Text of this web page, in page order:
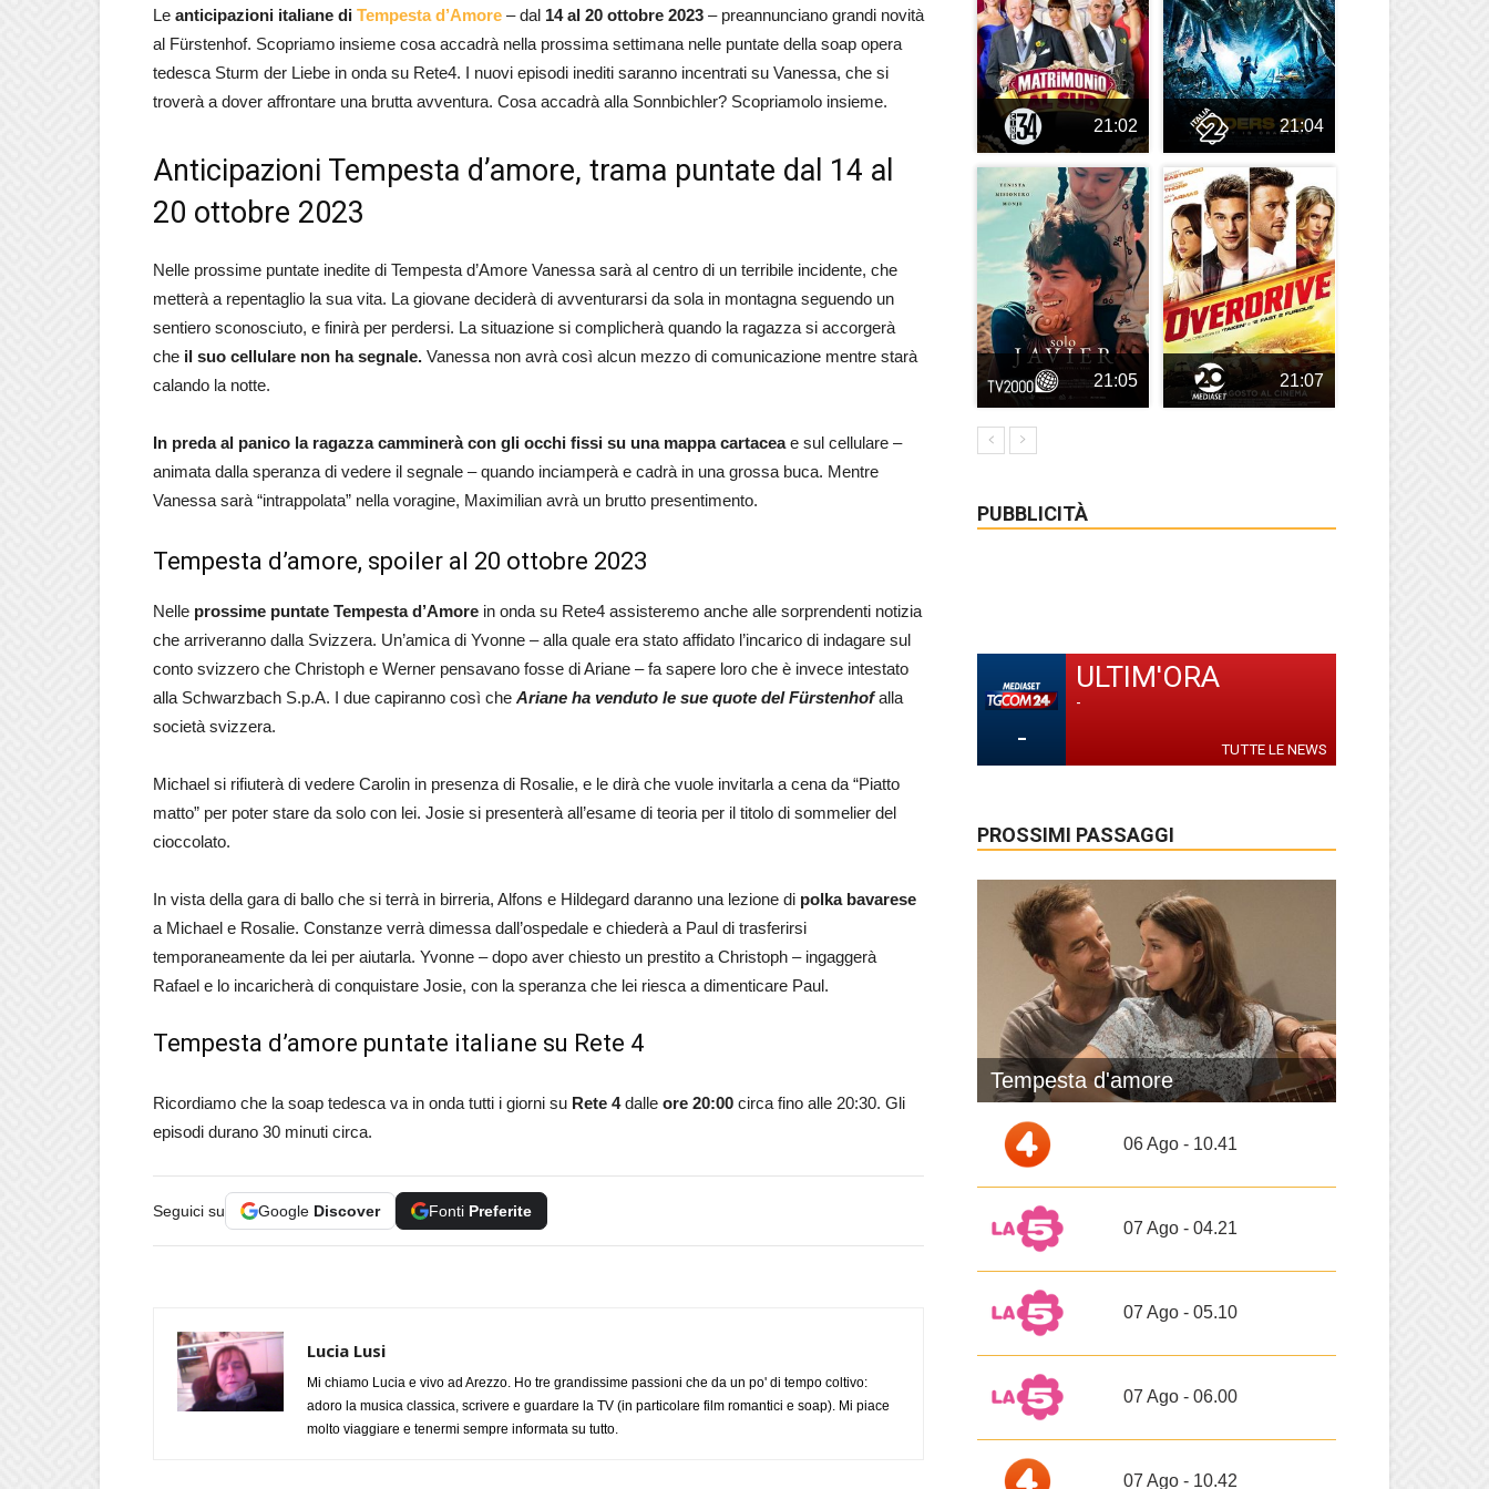
Le anticipazioni italiane di Tempesta d’Amore – dal 14 al 20 ottobre 2023 – preannunciano grandi novità
al Fürstenhof. Scopriamo insieme cosa accadrà nella prossima settimana nelle puntate della soap opera
tedesca Sturm der Liebe in onda su Rete4. I nuovi episodi inediti saranno incentrati su Vanessa, che si
troverà a dover affrontare una brutta avventura. Cosa accadrà alla Sonnbichler? Scopriamolo insieme.
Anticipazioni Tempesta d’amore, trama puntate dal 14 al
20 ottobre 2023
Nelle prossime puntate inedite di Tempesta d’Amore Vanessa sarà al centro di un terribile incidente, che
metterà a repentaglio la sua vita. La giovane deciderà di avventurarsi da sola in montagna seguendo un
sentiero sconosciuto, e finirà per perdersi. La situazione si complicherà quando la ragazza si accorgerà
che il suo cellulare non ha segnale. Vanessa non avrà così alcun mezzo di comunicazione mentre starà
calando la notte.
In preda al panico la ragazza camminerà con gli occhi fissi su una mappa cartaceae sul cellulare –
animata dalla speranza di vedere il segnale – quando inciamperà e cadrà in una grossa buca. Mentre
Vanessa sarà “intrappolata” nella voragine, Maximilian avrà un brutto presentimento.
Tempesta d’amore, spoiler al 20 ottobre 2023
Nelle prossime puntate Tempesta d’Amore in onda su Rete4 assisteremo anche alle sorprendenti notizia
che arriveranno dalla Svizzera. Un’amica di Yvonne – alla quale era stato affidato l’incarico di indagare sul
conto svizzero che Christoph e Werner pensavano fosse di Ariane – fa sapere loro che è invece intestato
alla Schwarzbach S.p.A. I due capiranno così che Ariane ha venduto le sue quote del Fürstenhofalla
società svizzera.
Michael si rifiuterà di vedere Carolin in presenza di Rosalie, e le dirà che vuole invitarla a cena da “Piatto
matto” per poter stare da solo con lei. Josie si presenterà all’esame di teoria per il titolo di sommelier del
cioccolato.
In vista della gara di ballo che si terrà in birreria, Alfons e Hildegard daranno una lezione di polka bavarese
a Michael e Rosalie. Constanze verrà dimessa dall’ospedale e chiederà a Paul di trasferirsi
temporaneamente da lei per aiutarla. Yvonne – dopo aver chiesto un prestito a Christoph – ingaggerà
Rafael e lo incaricherà di conquistare Josie, con la speranza che lei riesca a dimenticare Paul.
Tempesta d’amore puntate italiane su Rete 4
Ricordiamo che la soap tedesca va in onda tutti i giorni su Rete 4dalle ore 20:00 circa fino alle 20:30. Gli
episodi durano 30 minuti circa.
Seguici su Google Discover Fonti Preferite
Lucia Lusi
Mi chiamo Lucia e vivo ad Arezzo. Ho tre grandissime passioni che da un po' di tempo coltivo:
adoro la musica classica, scrivere e guardare la TV (in particolare film romantici e soap). Mi piace
molto viaggiare e tenermi sempre informata su tutto.
21:02 21:04
21:05 21:07
PUBBLICITÀ
-
ULTIM'ORA
-
TUTTE LE NEWS
PROSSIMI PASSAGGI
Tempesta d'amore
06 Ago - 10.41
07 Ago - 04.21
07 Ago - 05.10
07 Ago - 06.00
07 Ago - 10.42